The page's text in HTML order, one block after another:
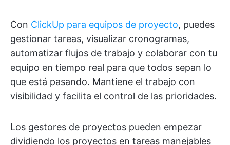
Con ClickUp para equipos de proyecto, puedes
gestionar tareas, visualizar cronogramas,
automatizar flujos de trabajo y colaborar con tu
equipo en tiempo real para que todos sepan lo
que está pasando. Mantiene el trabajo con
visibilidad y facilita el control de las prioridades.
Los gestores de proyectos pueden empezar
dividiendo los proyectos en tareas manejables